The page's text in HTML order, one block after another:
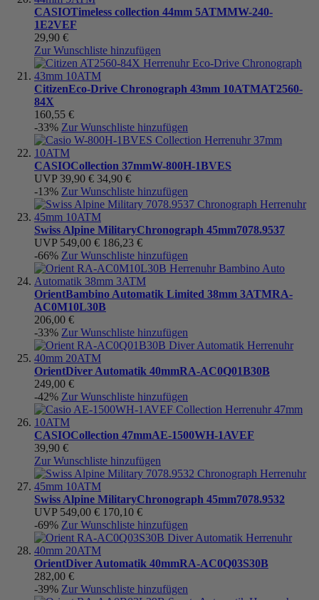
CASIOTimeless collection 44mm 5ATMMW-240-
1E2VEF
29,90 €
Zur Wunschliste hinzufügen
CitizenEco-Drive Chronograph 43mm 10ATMAT2560-
84X
160,55 €
-33% Zur Wunschliste hinzufügen
CASIOCollection 37mmW-800H-1BVES
UVP 39,90 € 34,90 €
-13% Zur Wunschliste hinzufügen
Swiss Alpine MilitaryChronograph 45mm7078.9537
UVP 549,00 € 186,23 €
-66% Zur Wunschliste hinzufügen
OrientBambino Automatik Limited 38mm 3ATMRA-
AC0M10L30B
206,00 €
-33% Zur Wunschliste hinzufügen
OrientDiver Automatik 40mmRA-AC0Q01B30B
249,00 €
-42% Zur Wunschliste hinzufügen
CASIOCollection 47mmAE-1500WH-1AVEF
39,90 €
Zur Wunschliste hinzufügen
Swiss Alpine MilitaryChronograph 45mm7078.9532
UVP 549,00 € 170,10 €
-69% Zur Wunschliste hinzufügen
OrientDiver Automatik 40mmRA-AC0Q03S30B
282,00 €
-39% Zur Wunschliste hinzufügen